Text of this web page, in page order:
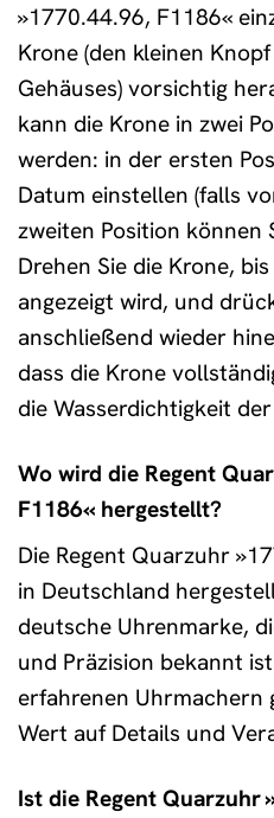
»1770.44.96, F1186«
Krone (den kleinen
Gehäuses) vorsichtig
kann die Krone in zwei
werden: in der ersten
Datum einstellen (falls
zweiten Position können
Drehen Sie die Krone,
angezeigt wird, und
anschließend wieder
dass die Krone
die Wasserdichtigkeit
Wo wird die Regent
F1186« hergestellt?
Die Regent Quarzuhr
in Deutschland
deutsche Uhrenmarke,
und Präzision bekannt
erfahrenen Uhrmachern
Wert auf Details und
Ist die Regent Quarzuhr